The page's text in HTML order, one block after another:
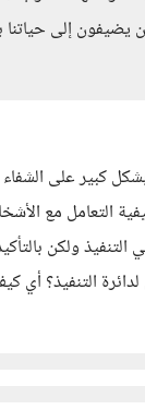
يضيفون إلى
كبير على
التعامل مع
ولكن
التنفيذ؟